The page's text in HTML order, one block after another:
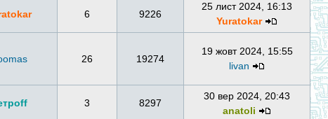
6 9226
25 лист 2024, 16:13
Yuratokar
26 19274
19 жовт 2024, 15:55
livan
3 8297
30 вер 2024, 20:43
anatoli